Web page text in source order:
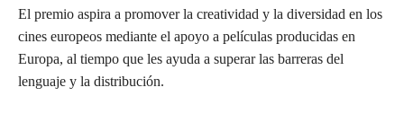
El premio aspira a promover la creatividad y la diversidad en los
cines europeos mediante el apoyo a películas producidas en
Europa, al tiempo que les ayuda a superar las barreras del
lenguaje y la distribución.